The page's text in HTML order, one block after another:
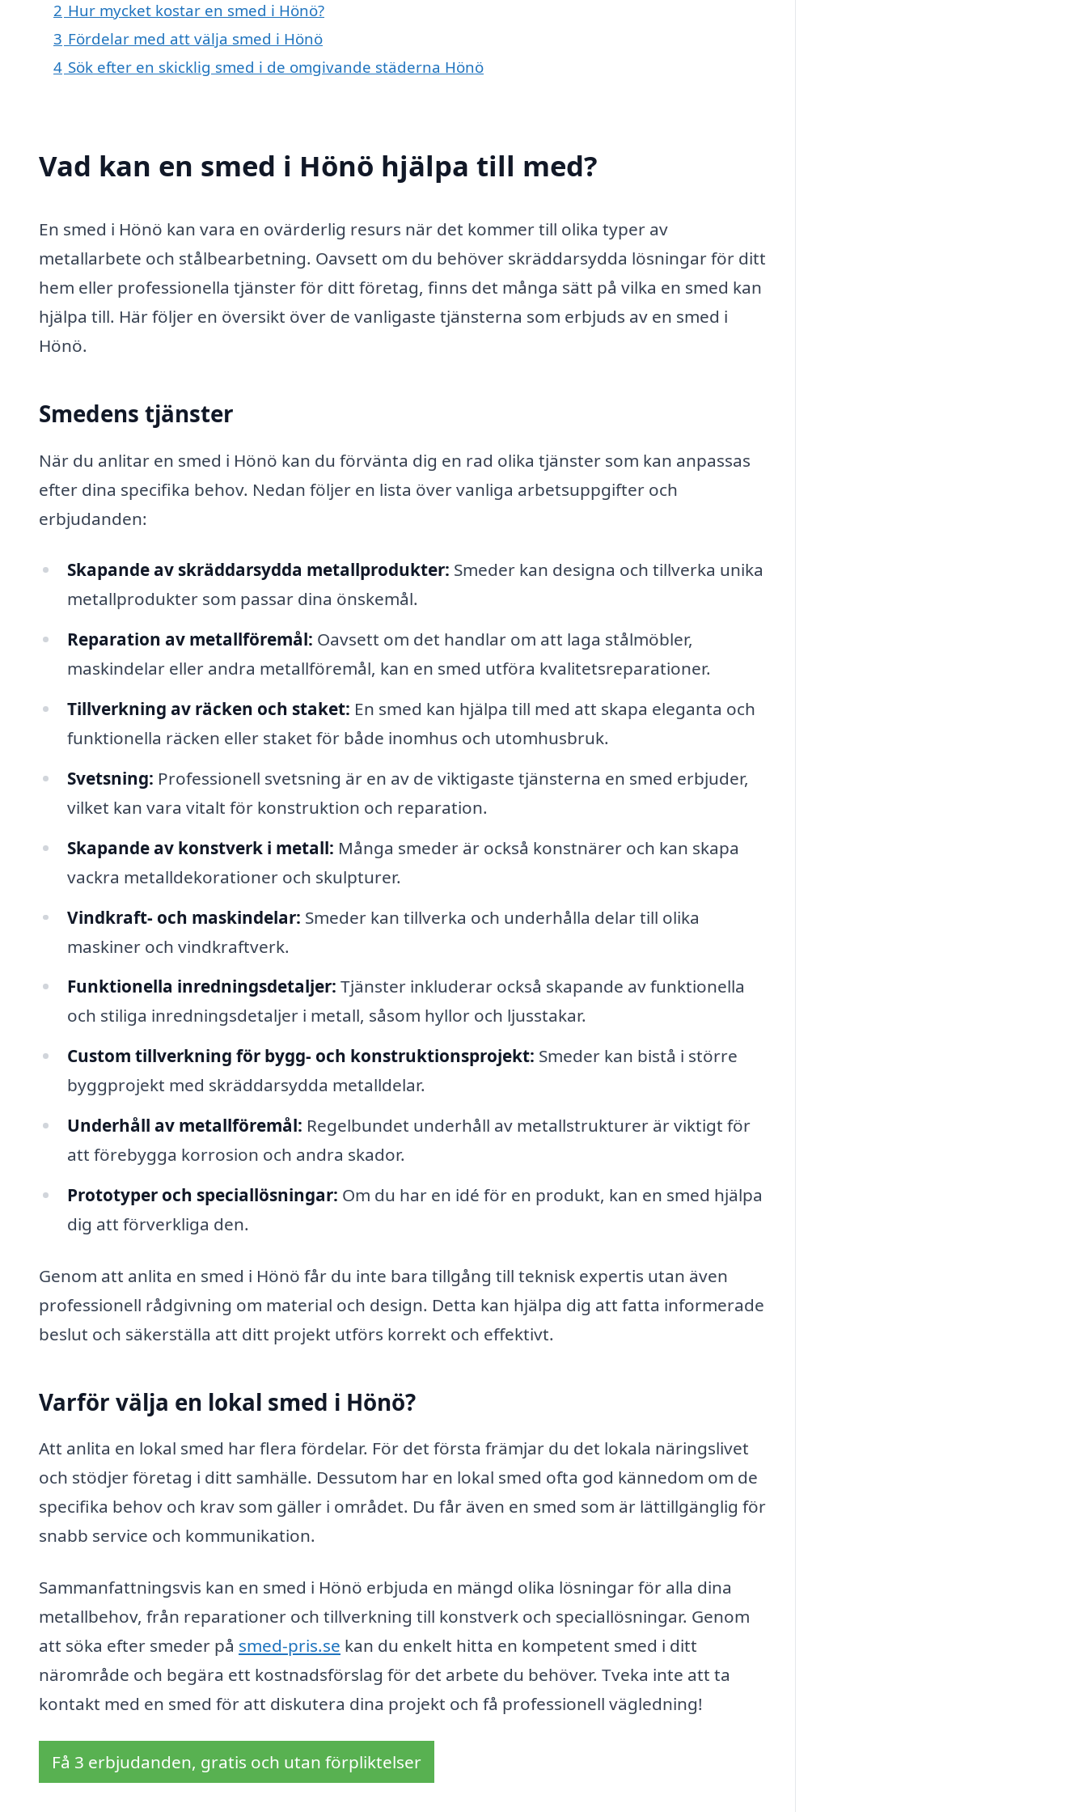
2 Hur mycket kostar en smed i Hönö?
3 Fördelar med att välja smed i Hönö
4 Sök efter en skicklig smed i de omgivande städerna Hönö
Vad kan en smed i Hönö hjälpa till med?
En smed i Hönö kan vara en ovärderlig resurs när det kommer till olika typer av
metallarbete och stålbearbetning. Oavsett om du behöver skräddarsydda lösningar för ditt
hem eller professionella tjänster för ditt företag, finns det många sätt på vilka en smed kan
hjälpa till. Här följer en översikt över de vanligaste tjänsterna som erbjuds av en smed i
Hönö.
Smedens tjänster
När du anlitar en smed i Hönö kan du förvänta dig en rad olika tjänster som kan anpassas
efter dina specifika behov. Nedan följer en lista över vanliga arbetsuppgifter och
erbjudanden:
Skapande av skräddarsydda metallprodukter: Smeder kan designa och tillverka unika
metallprodukter som passar dina önskemål.
Reparation av metallföremål: Oavsett om det handlar om att laga stålmöbler,
maskindelar eller andra metallföremål, kan en smed utföra kvalitetsreparationer.
Tillverkning av räcken och staket: En smed kan hjälpa till med att skapa eleganta och
funktionella räcken eller staket för både inomhus och utomhusbruk.
Svetsning: Professionell svetsning är en av de viktigaste tjänsterna en smed erbjuder,
vilket kan vara vitalt för konstruktion och reparation.
Skapande av konstverk i metall: Många smeder är också konstnärer och kan skapa
vackra metalldekorationer och skulpturer.
Vindkraft- och maskindelar: Smeder kan tillverka och underhålla delar till olika
maskiner och vindkraftverk.
Funktionella inredningsdetaljer: Tjänster inkluderar också skapande av funktionella
och stiliga inredningsdetaljer i metall, såsom hyllor och ljusstakar.
Custom tillverkning för bygg- och konstruktionsprojekt: Smeder kan bistå i större
byggprojekt med skräddarsydda metalldelar.
Underhåll av metallföremål: Regelbundet underhåll av metallstrukturer är viktigt för
att förebygga korrosion och andra skador.
Prototyper och speciallösningar: Om du har en idé för en produkt, kan en smed hjälpa
dig att förverkliga den.
Genom att anlita en smed i Hönö får du inte bara tillgång till teknisk expertis utan även
professionell rådgivning om material och design. Detta kan hjälpa dig att fatta informerade
beslut och säkerställa att ditt projekt utförs korrekt och effektivt.
Varför välja en lokal smed i Hönö?
Att anlita en lokal smed har flera fördelar. För det första främjar du det lokala näringslivet
och stödjer företag i ditt samhälle. Dessutom har en lokal smed ofta god kännedom om de
specifika behov och krav som gäller i området. Du får även en smed som är lättillgänglig för
snabb service och kommunikation.
Sammanfattningsvis kan en smed i Hönö erbjuda en mängd olika lösningar för alla dina
metallbehov, från reparationer och tillverkning till konstverk och speciallösningar. Genom
att söka efter smeder på smed-pris.se kan du enkelt hitta en kompetent smed i ditt
närområde och begära ett kostnadsförslag för det arbete du behöver. Tveka inte att ta
kontakt med en smed för att diskutera dina projekt och få professionell vägledning!
Få 3 erbjudanden, gratis och utan förpliktelser